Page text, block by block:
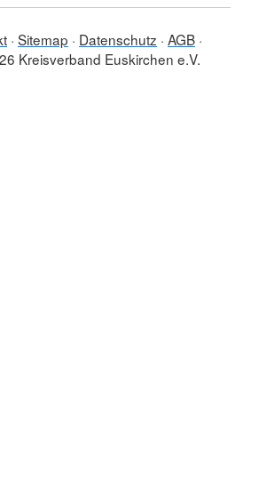
Sitemap Datenschutz AGB
Kreisverband Euskirchen e.V.